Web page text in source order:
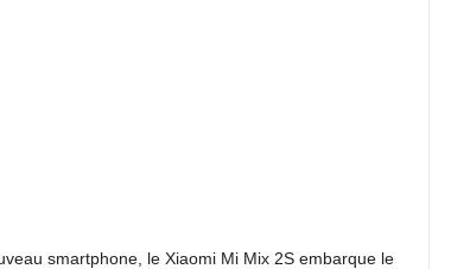
smartphone, le Xiaomi Mi Mix 2S embarque le